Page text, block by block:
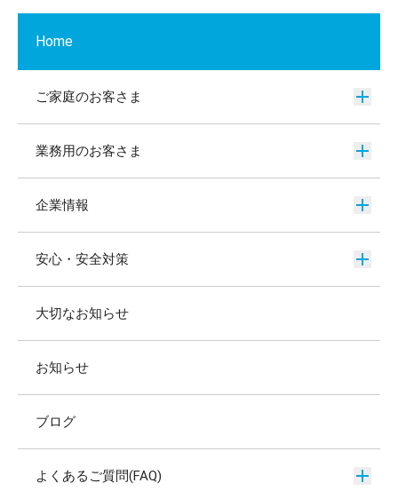
Home
ご家庭のお客さま
業務用のお客さま
企業情報
安心・安全対策
大切なお知らせ
お知らせ
ブログ
よくあるご質問(FAQ)